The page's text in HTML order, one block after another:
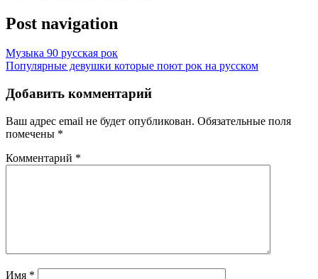
Post navigation
Музыка 90 русская рок
Популярные девушки которые поют рок на русском
Добавить комментарий
Ваш адрес email не будет опубликован. Обязательные поля
помечены *
Комментарий *
Имя *